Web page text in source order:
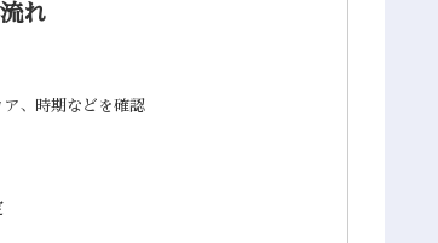
れ
、時期などを確認